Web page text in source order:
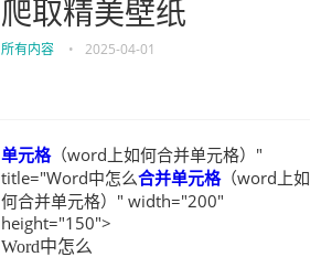
爬取精美壁纸
所有内容 • 2025-04-01
单元格（word上如何合并单元格）"
title="Word中怎么合并单元格（word上如
何合并单元格）" width="200"
height="150">
Word中怎么